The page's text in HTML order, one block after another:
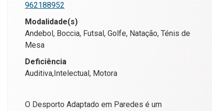
962188952
Modalidade(s)
Andebol, Boccia, Futsal, Golfe, Natação, Ténis de
Mesa
Deficiência
Auditiva,Intelectual, Motora
O Desporto Adaptado em Paredes é um